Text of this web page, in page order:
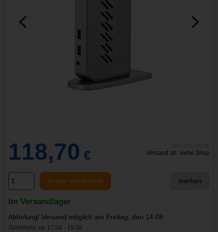
118,70 € Versand ab: siehe Shop
in den Warenkorb merken
Im Versandlager
Abholung/ Versand möglich am Freitag, den 14.08
Zustellung zw. 17.08 - 19.08